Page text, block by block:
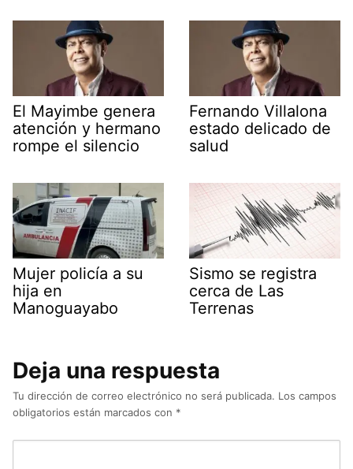
El Mayimbe genera
atención y hermano
rompe el silencio
Fernando Villalona
estado delicado de
salud
Mujer policía a su
hija en
Manoguayabo
Sismo se registra
cerca de Las
Terrenas
Deja una respuesta
Tu dirección de correo electrónico no será publicada. Los campos
obligatorios están marcados con *